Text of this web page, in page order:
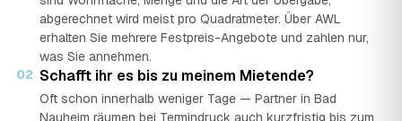
abgerechnet wird meist pro Quadratmeter. Über AWL
erhalten Sie mehrere Festpreis-Angebote und zahlen nur,
was Sie annehmen.
02 Schafft ihr es bis zu meinem Mietende?
Oft schon innerhalb weniger Tage — Partner in Bad
Nauheim räumen bei Termindruck auch kurzfristig bis zum